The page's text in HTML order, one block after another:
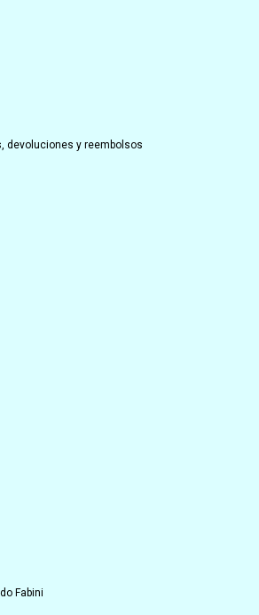
devoluciones y reembolsos
Fabini